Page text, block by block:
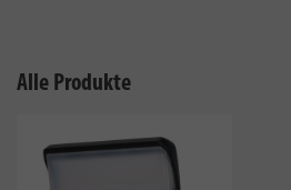
Alle Produkte